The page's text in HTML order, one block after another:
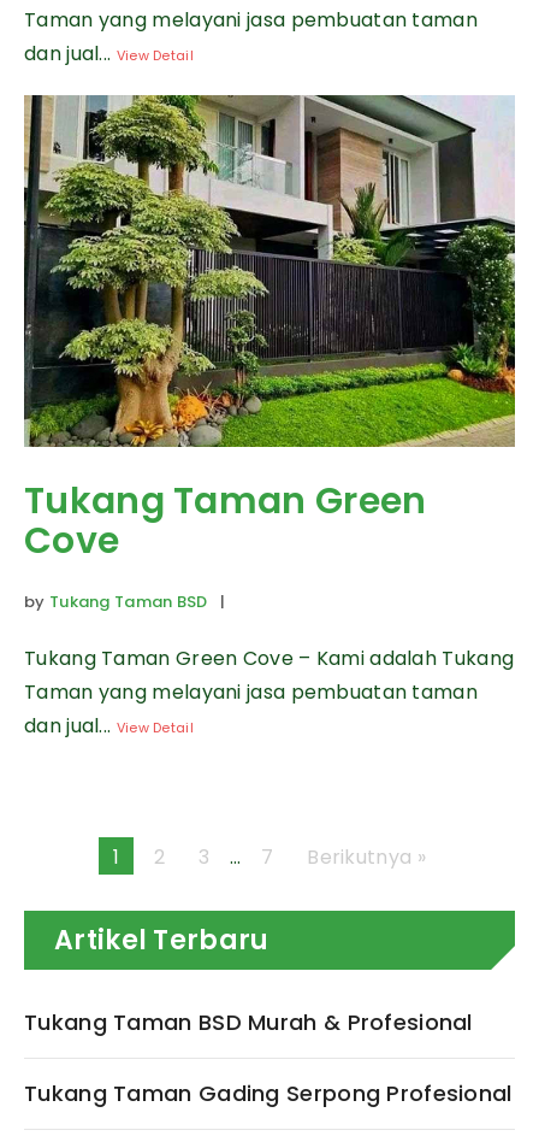
Taman yang melayani jasa pembuatan taman
dan jual... View Detail
Tukang Taman Green
Cove
by Tukang Taman BSD |
Tukang Taman Green Cove – Kami adalah Tukang
Taman yang melayani jasa pembuatan taman
dan jual... View Detail
1 2 3 … 7 Berikutnya »
Artikel Terbaru
Tukang Taman BSD Murah & Profesional
Tukang Taman Gading Serpong Profesional